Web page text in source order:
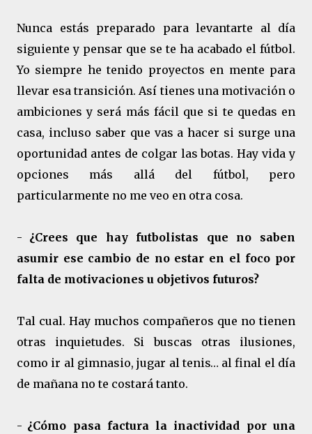
Nunca estás preparado para levantarte al día
siguiente y pensar que se te ha acabado el fútbol.
Yo siempre he tenido proyectos en mente para
llevar esa transición. Así tienes una motivación o
ambiciones y será más fácil que si te quedas en
casa, incluso saber que vas a hacer si surge una
oportunidad antes de colgar las botas. Hay vida y
opciones más allá del fútbol, pero
particularmente no me veo en otra cosa.
- ¿Crees que hay futbolistas que no saben
asumir ese cambio de no estar en el foco por
falta de motivaciones u objetivos futuros?
Tal cual. Hay muchos compañeros que no tienen
otras inquietudes. Si buscas otras ilusiones,
como ir al gimnasio, jugar al tenis… al final el día
de mañana no te costará tanto.
- ¿Cómo pasa factura la inactividad por una